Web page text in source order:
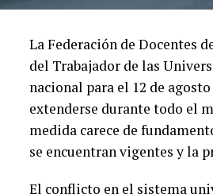
La Federación de Docentes
del Trabajador de las
nacional para el 12 de
extenderse durante todo el
medida carece de
se encuentran vigentes y la
El conflicto en el sistema